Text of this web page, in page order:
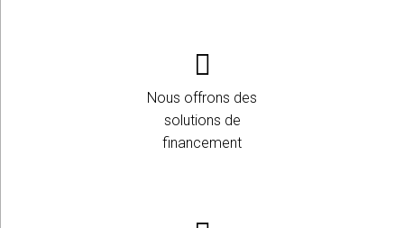
Nous offrons des
solutions de
financement